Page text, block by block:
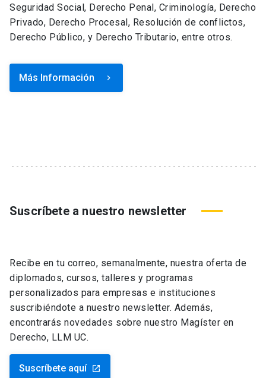
Seguridad Social, Derecho Penal, Criminología, Derecho
Privado, Derecho Procesal, Resolución de conflictos,
Derecho Público, y Derecho Tributario, entre otros.
Más Información keyboard_arrow_right
Suscríbete a nuestro newsletter
Recibe en tu correo, semanalmente, nuestra oferta de
diplomados, cursos, talleres y programas
personalizados para empresas e instituciones
suscribiéndote a nuestro newsletter. Además,
encontrarás novedades sobre nuestro Magíster en
Derecho, LLM UC.
Suscríbete aquí launch